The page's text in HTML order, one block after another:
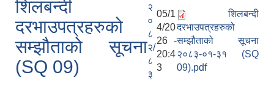
शिलबन्दी
दरभाउपत्रहरुको
सम्झौताको सूचना
(SQ 09)
२
०
८
२/
८
३
05/1
4/20
26 -
20:4
3
शिलबन्दी
दरभाउपत्रहरुको
सम्झौताको सूचना
२०८३-०१-३१ (SQ
09).pdf